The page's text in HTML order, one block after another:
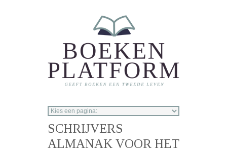
SCHRIJVERS
ALMANAK VOOR HET